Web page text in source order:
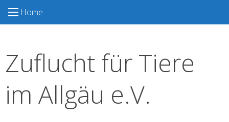
Home
Zuflucht für Tiere
im Allgäu e.V.